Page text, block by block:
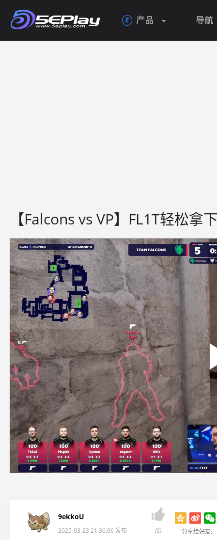
 产品 导航
【Falcons vs VP】FL1T轻松拿
9ekkoU
2025-03-23 21:36:06 发布

(3) 分享给好友: